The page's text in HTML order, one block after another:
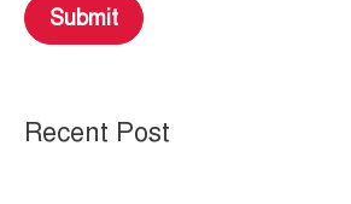
Submit
Recent Post